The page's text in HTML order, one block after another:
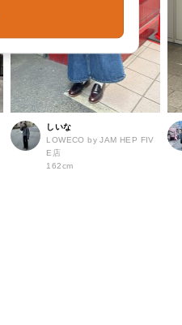
しいな
LOWECO by JAM HEP FIV
E店
162cm